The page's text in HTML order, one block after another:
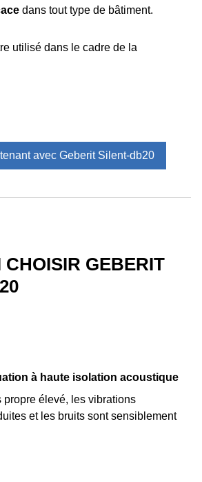
dans tout type de bâtiment.
utilisé dans le cadre de la
avec Geberit Silent-db20
CHOISIR GEBERIT
à haute isolation acoustique
propre élevé, les vibrations
et les bruits sont sensiblement